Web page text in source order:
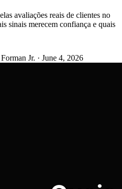
avaliações reais de clientes no
sinais merecem confiança e quais
Jr. · June 4, 2026